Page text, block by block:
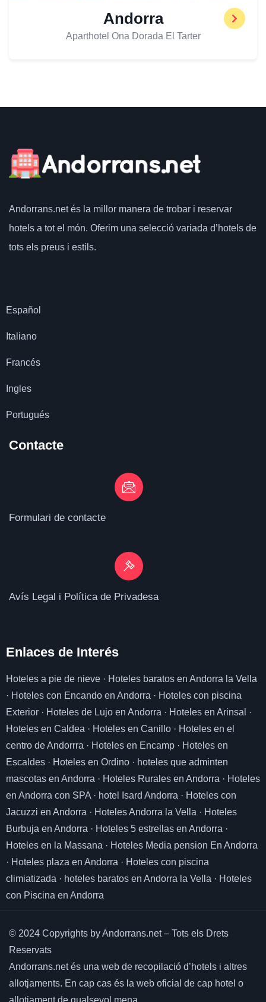
Andorra
Aparthotel Ona Dorada El Tarter
Andorrans.netés la millor manera de trobar i reservar
hotels a tot el món. Oferim una selecció variada d’hotels de
tots els preus i estils.
Español
Italiano
Francés
Ingles
Portugués
Contacte
Formulari de contacte
Avís Legal i Política de Privadesa
Enlaces de Interés
Hoteles a pie de nieve · Hoteles baratos en Andorra la Vella
· Hoteles con Encando en Andorra · Hoteles con piscina
Exterior · Hoteles de Lujo en Andorra · Hoteles en Arinsal ·
Hoteles en Caldea · Hoteles en Canillo · Hoteles en el
centro de Andorrra · Hoteles en Encamp · Hoteles en
Escaldes · Hoteles en Ordino · hoteles que adminten
mascotas en Andorra · Hoteles Rurales en Andorra · Hoteles
en Andorra con SPA· hotel Isard Andorra · Hoteles con
Jacuzzi en Andorra · Hoteles Andorra la Vella · Hoteles
Burbuja en Andorra · Hoteles 5 estrellas en Andorra ·
Hoteles en la Massana · Hoteles Media pension En Andorra
· Hoteles plaza en Andorra · Hoteles con piscina
climiatizada · hoteles baratos en Andorra la Vella · Hoteles
con Piscina en Andorra
© 2024 Copyrights by Andorrans.net – Tots els Drets
Reservats
Andorrans.net és una web de recopilació d’hotels i altres
allotjaments. En cap cas és la web oficial de cap hotel o